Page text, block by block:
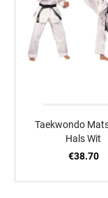
Taekwondo
Hals Wit
€38.70